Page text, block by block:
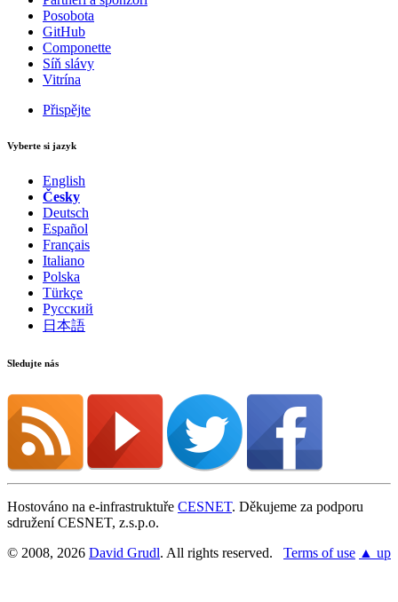
Posobota
GitHub
Componette
Síň slávy
Vitrína
Přispějte
Vyberte si jazyk
English
Česky
Deutsch
Español
Français
Italiano
Polska
Türkçe
Русский
日本語
Sledujte nás
Hostováno na e-infrastruktuře CESNET. Děkujeme za podporu
sdružení CESNET, z.s.p.o.
© 2008, 2026 David Grudl. All rights reserved. Terms of use ▲ up